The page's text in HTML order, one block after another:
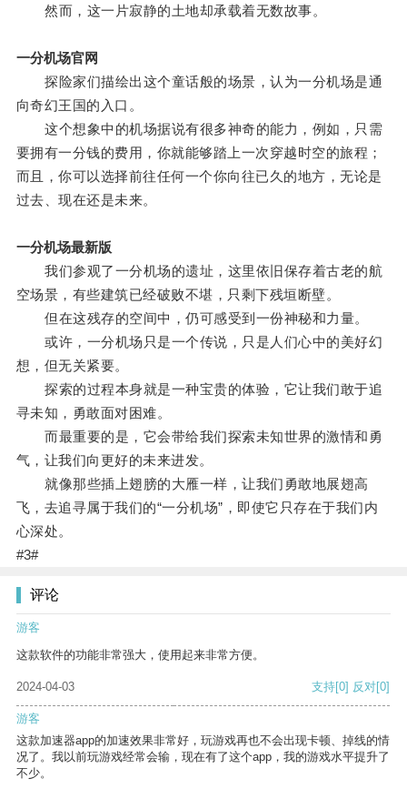
然而，这一片寂静的土地却承载着无数故事。
一分机场官网
探险家们描绘出这个童话般的场景，认为一分机场是通
向奇幻王国的入口。
这个想象中的机场据说有很多神奇的能力，例如，只需
要拥有一分钱的费用，你就能够踏上一次穿越时空的旅程；
而且，你可以选择前往任何一个你向往已久的地方，无论是
过去、现在还是未来。
一分机场最新版
我们参观了一分机场的遗址，这里依旧保存着古老的航
空场景，有些建筑已经破败不堪，只剩下残垣断壁。
但在这残存的空间中，仍可感受到一份神秘和力量。
或许，一分机场只是一个传说，只是人们心中的美好幻
想，但无关紧要。
探索的过程本身就是一种宝贵的体验，它让我们敢于追
寻未知，勇敢面对困难。
而最重要的是，它会带给我们探索未知世界的激情和勇
气，让我们向更好的未来进发。
就像那些插上翅膀的大雁一样，让我们勇敢地展翅高
飞，去追寻属于我们的“一分机场”，即使它只存在于我们内
心深处。
#3#
评论
游客
这款软件的功能非常强大，使用起来非常方便。
2024-04-03 支持[0] 反对[0]
游客
这款加速器app的加速效果非常好，玩游戏再也不会出现卡顿、掉线的情
况了。我以前玩游戏经常会输，现在有了这个app，我的游戏水平提升了
不少。